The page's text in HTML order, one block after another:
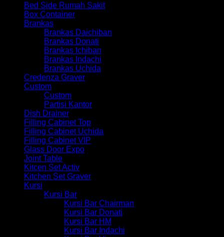
Bed Side Rumah Sakit
Box Container
Brankas
Brankas Daichiban
Brankas Donati
Brankas Ichiban
Brankas Indachi
Brankas Uchida
Credenza Graver
Custom
Custom
Partisi Kantor
Dish Drainer
Filling Cabinet Top
Filling Cabinet Uchida
Filling Cabinet VIP
Glass Door Expo
Joint Table
Kitcen Set Activ
Kitchen Set Graver
Kursi
Kursi Bar
Kursi Bar Chairman
Kursi Bar Donati
Kursi Bar HM
Kursi Bar Indachi